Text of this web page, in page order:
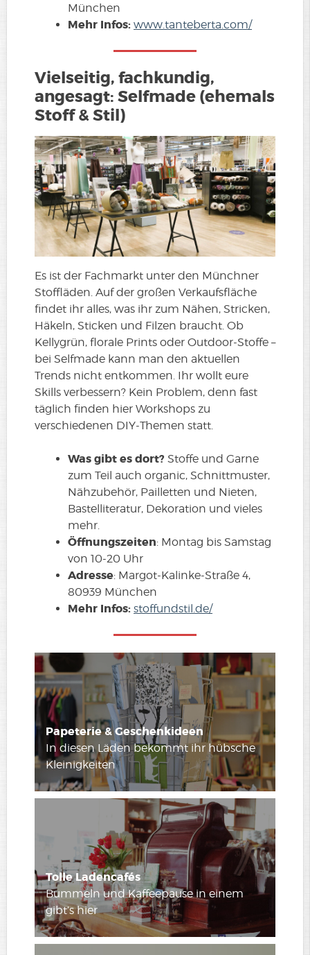
München
Mehr Infos: www.tanteberta.com/
Vielseitig, fachkundig,
angesagt: Selfmade (ehemals
Stoff & Stil)
Es ist der Fachmarkt unter den Münchner
Stoffläden. Auf der großen Verkaufsfläche
findet ihr alles, was ihr zum Nähen, Stricken,
Häkeln, Sticken und Filzen braucht. Ob
Kellygrün, florale Prints oder Outdoor-Stoffe –
bei Selfmade kann man den aktuellen
Trends nicht entkommen. Ihr wollt eure
Skills verbessern? Kein Problem, denn fast
täglich finden hier Workshops zu
verschiedenen DIY-Themen statt.
Was gibt es dort? Stoffe und Garne
zum Teil auch organic, Schnittmuster,
Nähzubehör, Pailletten und Nieten,
Bastelliteratur, Dekoration und vieles
mehr.
Öffnungszeiten: Montag bis Samstag
von 10-20 Uhr
Adresse: Margot-Kalinke-Straße 4,
80939 München
Mehr Infos: stoffundstil.de/
Papeterie & Geschenkideen
In diesen Läden bekommt ihr hübsche
Kleinigkeiten
Tolle Ladencafés
Bummeln und Kaffeepause in einem
gibt’s hier